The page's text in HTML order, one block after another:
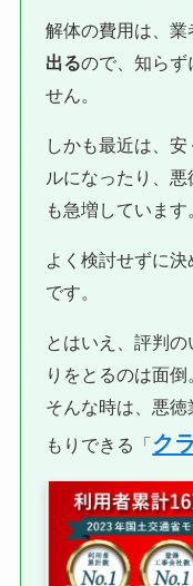
解体の費用は、業
出るので、知らず
せん。
しかも最近は、
ルになったり、
も急増しています
よく検討せずに
です。
とはいえ、評判
りをとるのは面倒
そんな時は、悪
もりできる「ク